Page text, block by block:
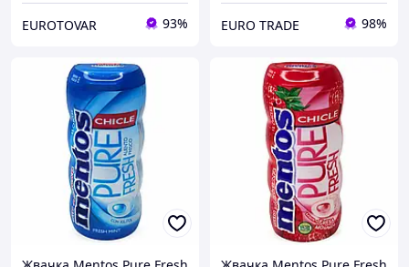
EUROTOVAR 93% EURO TRADE 98%